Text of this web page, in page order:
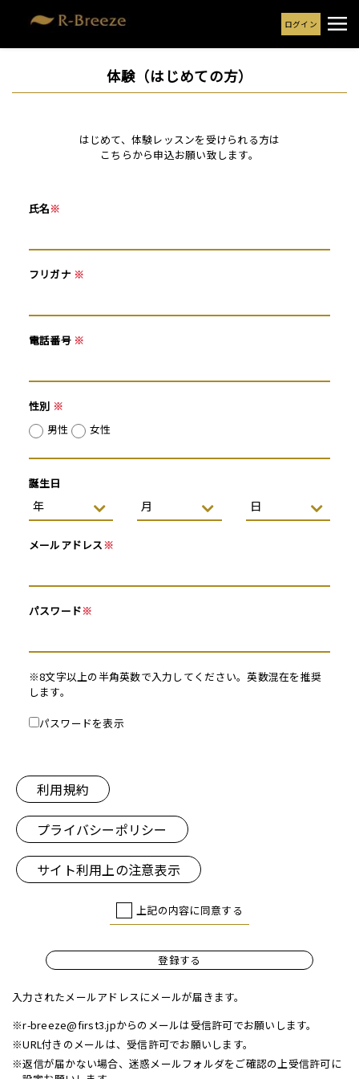
ログイン
体験（はじめての方）
はじめて、体験レッスンを受けられる方は
こちらから申込お願い致します。
氏名※
フリガナ ※
電話番号 ※
性別 ※
男性
女性
誕生日
メールアドレス ※
パスワード※
※8文字以上の半角英数で入力してください。英数混在を推奨
します。
パスワードを表示
利用規約
プライバシーポリシー
サイト利用上の注意表示
上記の内容に同意する
登録する
入力されたメールアドレスにメールが届きます。
※r-breeze@first3.jpからのメールは受信許可でお願いします。
※URL付きのメールは、受信許可でお願いします。
※返信が届かない場合、迷惑メールフォルダをご確認の上受信許可に